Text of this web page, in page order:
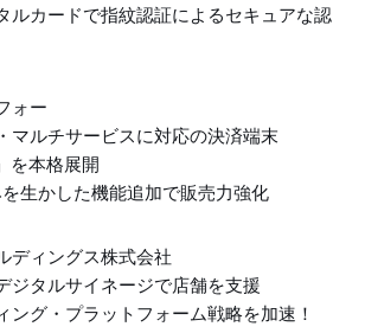
ルカードで指紋認証によるセキュアな認
ォー
マルチサービスに対応の決済端末
を本格展開
生かした機能追加で販売力強化
ディングス株式会社
ジタルサイネージで店舗を支援
ング・プラットフォーム戦略を加速！